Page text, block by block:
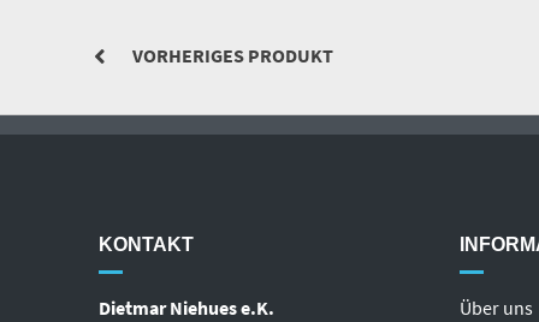
VORHERIGES PRODUKT
KONTAKT
Dietmar Niehues e.K.
Über uns